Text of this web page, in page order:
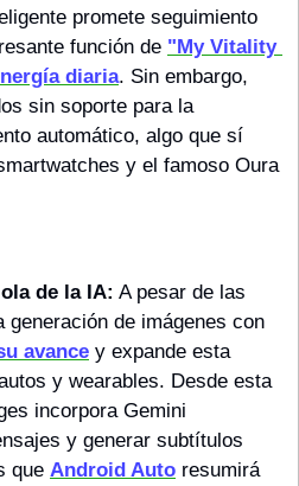
promete seguimiento
función de "My Vitality
diaria. Sin embargo,
sin soporte para la
automático, algo que sí
y el famoso Oura
de la IA: A pesar de las
de imágenes con
avance y expande esta
y wearables. Desde esta
incorpora Gemini
y generar subtítulos
que Android Auto resumirá